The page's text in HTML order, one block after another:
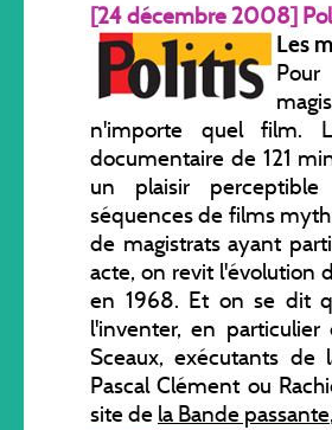
[24 décembre 2008]
Les
n'importe quel film.
documentaire de 121
un plaisir perceptible
séquences de films
de magistrats ayant
acte, on revit l'évolution
en 1968. Et on se dit
l'inventer, en
Sceaux, exécutants
Pascal Clément ou
site de la Bande passante